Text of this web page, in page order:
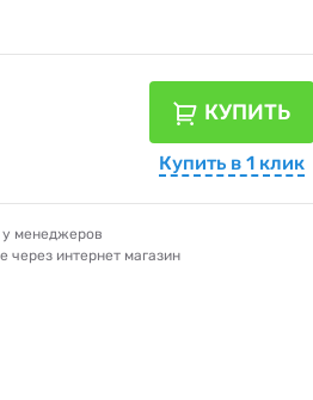
КУПИТЬ
Купить в 1 клик
у менеджеров
через интернет магазин